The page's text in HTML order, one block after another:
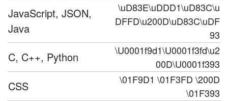
JavaScript, JSON,
Java
\uD83E\uDDD1\uD83C\u
DFFD\u200D\uD83C\uDF
93
C, C++, Python
\U0001f9d1\U0001f3fd\u2
00D\U0001f393
CSS
\01F9D1 \01F3FD \200D
\01F393